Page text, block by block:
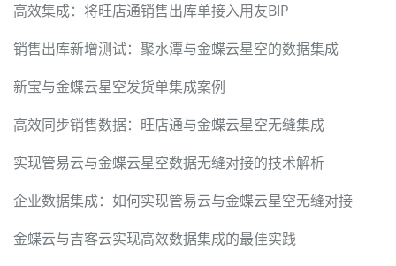
高效集成：将旺店通销售出库单接入用友BIP
销售出库新增测试：聚水潭与金蝶云星空的数据集成
新宝与金蝶云星空发货单集成案例
高效同步销售数据：旺店通与金蝶云星空无缝集成
实现管易云与金蝶云星空数据无缝对接的技术解析
企业数据集成：如何实现管易云与金蝶云星空无缝对接
金蝶云与吉客云实现高效数据集成的最佳实践